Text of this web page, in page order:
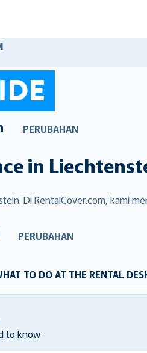
PERUBAHAN
in
Di RentalCover.com, kami
PERUBAHAN
TO DO AT THE RENTAL
to know